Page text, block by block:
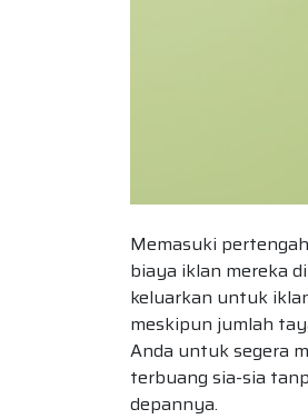
Memasuki
biaya iklan mereka
keluarkan untuk
meskipun jumlah
Anda untuk segera
terbuang sia-sia
depannya.